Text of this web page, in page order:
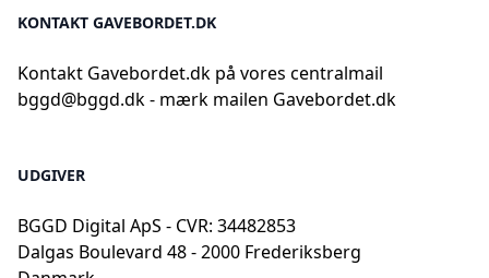
KONTAKT GAVEBORDET.DK
Kontakt Gavebordet.dk på vores centralmail
bggd@bggd.dk- mærk mailen Gavebordet.dk
UDGIVER
BGGD Digital ApS - CVR: 34482853
Dalgas Boulevard 48 - 2000 Frederiksberg